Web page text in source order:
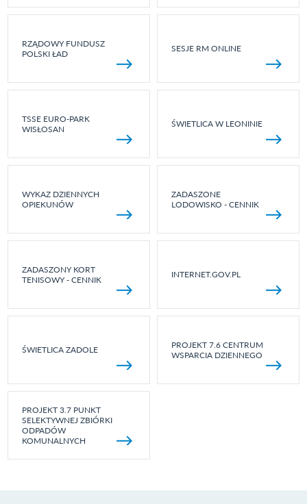
RZĄDOWY FUNDUSZ
POLSKI ŁAD
SESJE RM ONLINE
TSSE EURO-PARK
WISŁOSAN
ŚWIETLICA W LEONINIE
WYKAZ DZIENNYCH
OPIEKUNÓW
ZADASZONE
LODOWISKO - CENNIK
ZADASZONY KORT
TENISOWY - CENNIK
INTERNET.GOV.PL
ŚWIETLICA ZADOLE
PROJEKT 7.6 CENTRUM
WSPARCIA DZIENNEGO
PROJEKT 3.7 PUNKT
SELEKTYWNEJ ZBIÓRKI
ODPADÓW
KOMUNALNYCH